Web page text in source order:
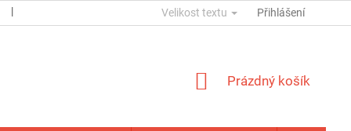
GDPR SERVIS - OPRAVY
Velikost textu Přihlášení
NÁKUPNÍ
Prázdný košík